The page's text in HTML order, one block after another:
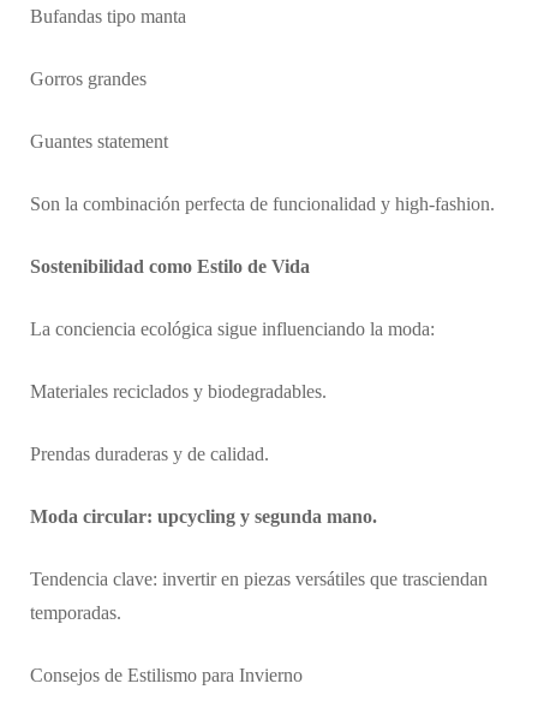
Bufandas tipo manta
Gorros grandes
Guantes statement
Son la combinación perfecta de funcionalidad y high-fashion.
Sostenibilidad como Estilo de Vida
La conciencia ecológica sigue influenciando la moda:
Materiales reciclados y biodegradables.
Prendas duraderas y de calidad.
Moda circular: upcycling y segunda mano.
Tendencia clave: invertir en piezas versátiles que trasciendan
temporadas.
Consejos de Estilismo para Invierno